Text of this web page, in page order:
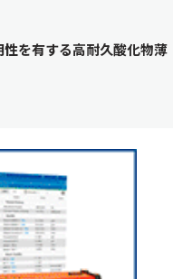
を有する高耐久酸化物薄